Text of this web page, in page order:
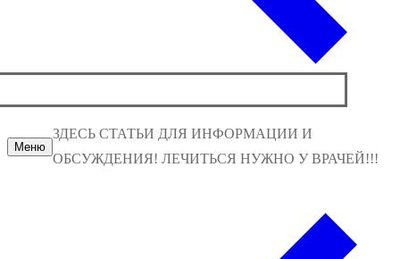
Меню
ЗДЕСЬ СТАТЬИ ДЛЯ ИНФОРМАЦИИ И
ОБСУЖДЕНИЯ! ЛЕЧИТЬСЯ НУЖНО У ВРАЧЕЙ!!!